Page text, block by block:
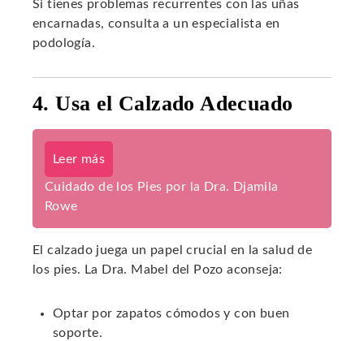
Si tienes problemas recurrentes con las uñas
encarnadas, consulta a un especialista en
podología.
4. Usa el Calzado Adecuado
Leer más
Cuidado de los Pies por la Dra. Djamila
Rowe
El calzado juega un papel crucial en la salud de
los pies. La Dra. Mabel del Pozo aconseja:
Optar por zapatos cómodos y con buen
soporte.